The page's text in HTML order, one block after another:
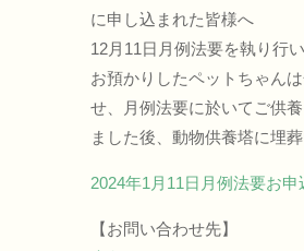
に申し込まれた皆様へ
12月11日月例法要を執り行い
お預かりしたペットちゃん
せ、月例法要に於いてご供
ました後、動物供養塔に埋葬
2024年1月11日月例法要お申
【お問い合わせ先】